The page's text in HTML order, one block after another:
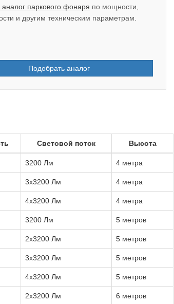
паркового фонаря по мощности,
и другим техническим параметрам.
Подобрать аналог
Световой поток Высота
3200 Лм 4 метра
3x3200 Лм 4 метра
4x3200 Лм 4 метра
3200 Лм 5 метров
2x3200 Лм 5 метров
3x3200 Лм 5 метров
4x3200 Лм 5 метров
2x3200 Лм 6 метров